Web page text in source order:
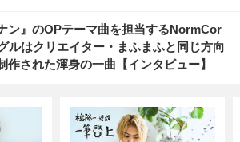
ン』のOPテーマ曲を担当するNormCor
ルはクリエイター・まふまふと同じ方向
作された渾身の一曲【インタビュー】